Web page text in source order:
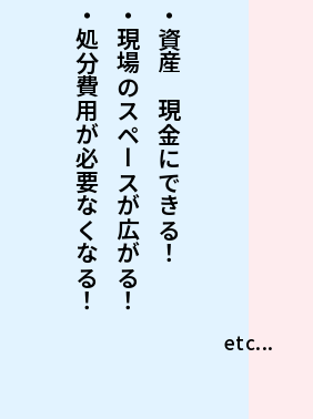
・資産を現金にできる！
・現場のスペースが広がる！
・処分費用が必要なくなる！
etc...